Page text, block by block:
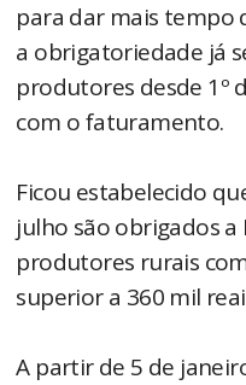
para dar mais tempo
a obrigatoriedade já
produtores desde 1º
com o faturamento.
Ficou estabelecido
julho são obrigados a
produtores rurais
superior a 360 mil
A partir de 5 de